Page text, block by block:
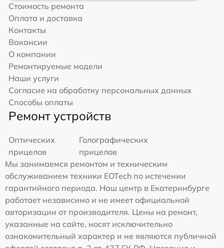
Стоимость ремонта
Оплата и доставка
Контакты
Вакансии
О компании
Ремонтируемые модели
Наши услуги
Согласие на обработку персональных данных
Способы оплаты
Ремонт устройств
Оптических
прицелов
Голографических
прицелов
Мы занимаемся ремонтом и техническим
обслуживанием техники EOTech по истечении
гарантийного периода. Наш центр в Екатеринбурге
работает независимо и не имеет официальной
авторизации от производителя. Цены на ремонт,
указанные на сайте, носят исключительно
ознакомительный характер и не являются публичной